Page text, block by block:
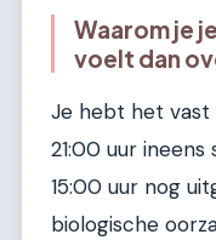
Waarom je
voelt dan
Je hebt het vast
21:00 uur
15:00 uur nog
biologische